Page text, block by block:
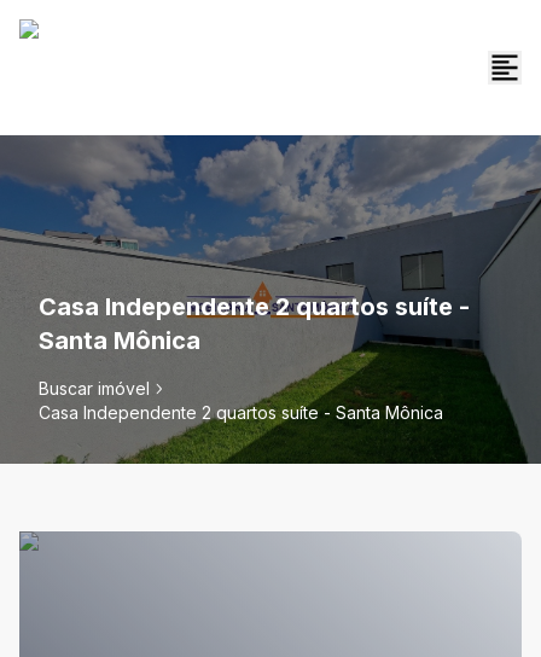
Casa Independente 2 quartos suíte -
Santa Mônica
Buscar imóvel
Casa Independente 2 quartos suíte - Santa Mônica